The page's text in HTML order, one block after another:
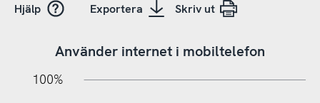
Hjälp Exportera Skriv ut
Använder internet i mobiltelefon
100%